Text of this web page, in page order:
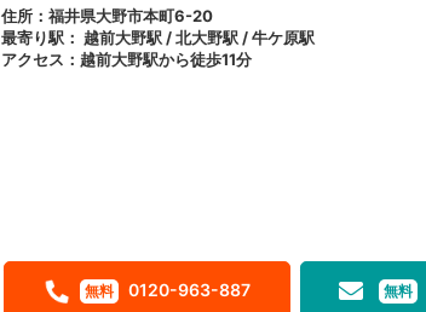
住所：福井県大野市本町6-20
最寄り駅： 越前大野駅 / 北大野駅 / 牛ケ原駅
アクセス：越前大野駅から徒歩11分
無料 0120-963-887 無料